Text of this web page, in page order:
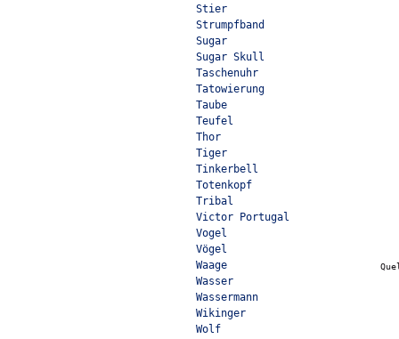
Stier
Strumpfband
Sugar
Sugar Skull
Taschenuhr
Tatowierung
Taube
Teufel
Thor
Tiger
Tinkerbell
Totenkopf
Tribal
Victor Portugal
Vogel
Vögel
Waage
Wasser
Wassermann
Wikinger
Wolf